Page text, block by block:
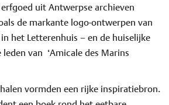
uit Antwerpse archieven
de markante logo-ontwerpen van
het Letterenhuis – en de huiselijke
leden van ‘Amicale des Marins
vormden een rijke inspiratiebron.